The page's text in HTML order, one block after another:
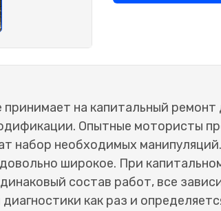
на капитальный ремонт
Опытные мотористы
набор необходимых
широкое. При
состав работ, все
как раз и